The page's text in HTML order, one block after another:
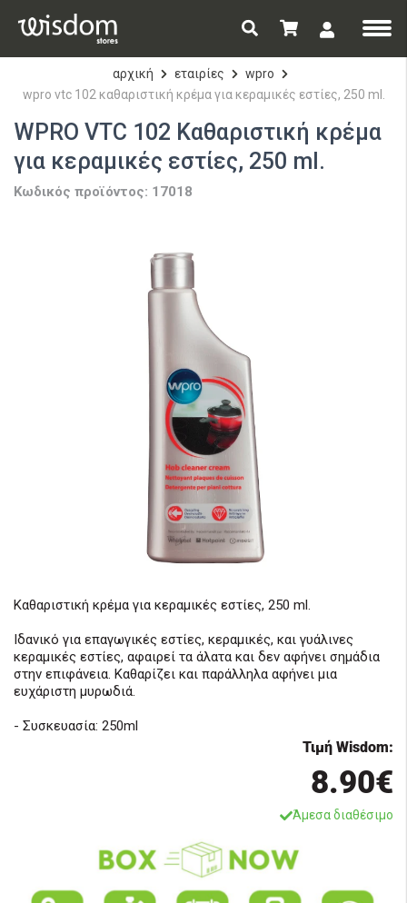
αρχική εταιρίες
wpro
wpro vtc 102 καθαριστική κρέμα για κεραμικές εστίες, 250 ml.
WPRO VTC 102 Καθαριστική κρέμα
για κεραμικές εστίες, 250 ml.
Κωδικός προϊόντος: 17018
Καθαριστική κρέμα για κεραμικές εστίες, 250 ml.
Ιδανικό για επαγωγικές εστίες, κεραμικές, και γυάλινες
κεραμικές εστίες, αφαιρεί τα άλατα και δεν αφήνει σημάδια
στην επιφάνεια. Καθαρίζει και παράλληλα αφήνει μια
ευχάριστη μυρωδιά.
- Συσκευασία: 250ml
Τιμή Wisdom:
8.90€
Άμεσα διαθέσιμο